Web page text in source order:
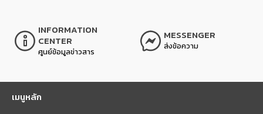
INFORMATION
CENTER
ศูนย์ข้อมูลข่าวสาร
MESSENGER
ส่งข้อความ
เมนูหลัก